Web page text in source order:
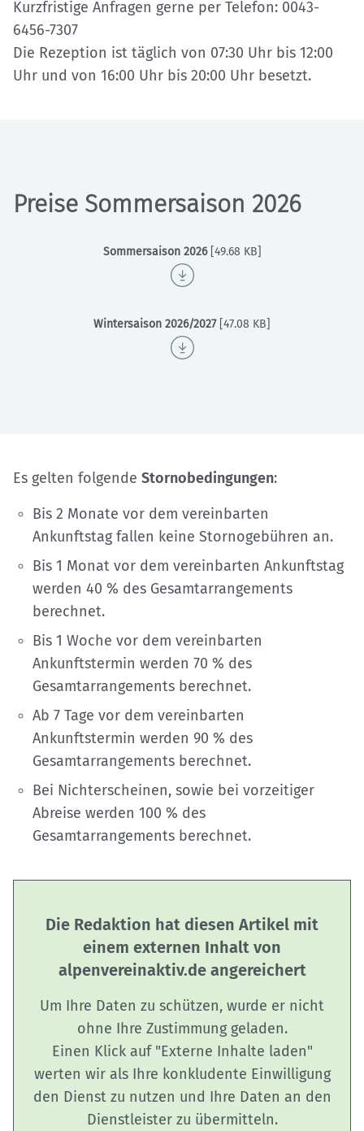
Kurzfristige Anfragen gerne per Telefon: 0043-
6456-7307
Die Rezeption ist täglich von 07:30 Uhr bis 12:00
Uhr und von 16:00 Uhr bis 20:00 Uhr besetzt.
Preise Sommersaison 2026
Sommersaison 2026[49.68 KB]
Wintersaison 2026/2027[47.08 KB]
Es gelten folgende Stornobedingungen:
Bis 2 Monate vor dem vereinbarten
Ankunftstag fallen keine Stornogebühren an.
Bis 1 Monat vor dem vereinbarten Ankunftstag
werden 40 % des Gesamtarrangements
berechnet.
Bis 1 Woche vor dem vereinbarten
Ankunftstermin werden 70 % des
Gesamtarrangements berechnet.
Ab 7 Tage vor dem vereinbarten
Ankunftstermin werden 90 % des
Gesamtarrangements berechnet.
Bei Nichterscheinen, sowie bei vorzeitiger
Abreise werden 100 % des
Gesamtarrangements berechnet.
Die Redaktion hat diesen Artikel mit
einem externen Inhalt von
alpenvereinaktiv.de angereichert
Um Ihre Daten zu schützen, wurde er nicht
ohne Ihre Zustimmung geladen.
Einen Klick auf "Externe Inhalte laden"
werten wir als Ihre konkludente Einwilligung
den Dienst zu nutzen und Ihre Daten an den
Dienstleister zu übermitteln.